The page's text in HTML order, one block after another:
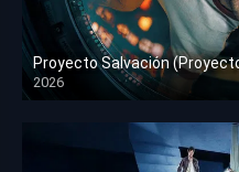
Proyecto Salvación
2026
HD 1080p